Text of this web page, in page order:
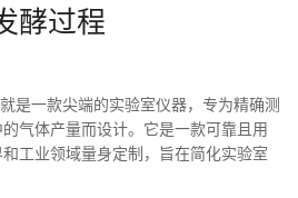
酵过程
是一款尖端的实验室仪器，专为精确测
气体产量而设计。它是一款可靠且用
工业领域量身定制，旨在简化实验室